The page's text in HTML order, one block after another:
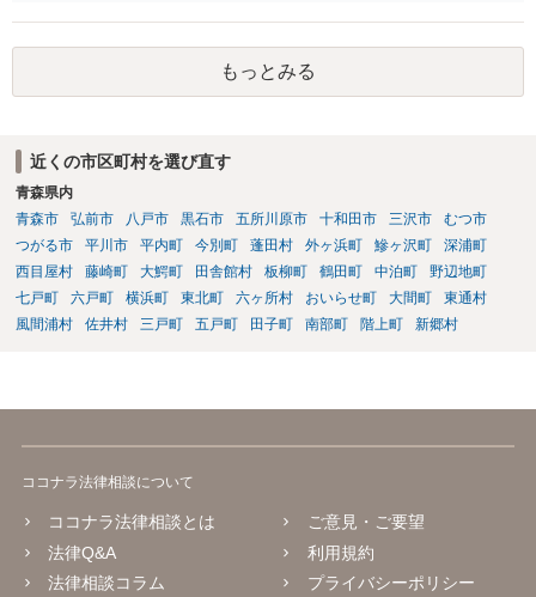
高いです。 誓約書に、「何かあれば損害賠償をします」という文言が
あると、賠償責任についての会社側の立証のハードルは下がるので、
署名すべきではないということになります。
もっとみる
近くの市区町村を選び直す
青森県内
青森市
弘前市 八戸市 黒石市 五所川原市 十和田市 三沢市
むつ市
つがる市
平川市 平内町 今別町 蓬田村 外ヶ浜町 鰺ヶ沢町
深浦町
西目屋村
藤崎町 大鰐町 田舎館村 板柳町 鶴田町 中泊町
野辺地町
七戸町
六戸町 横浜町 東北町 六ヶ所村 おいらせ町 大間町
東通村
風間浦村
佐井村 三戸町 五戸町 田子町 南部町 階上町 新郷村
ココナラ法律相談について
ココナラ法律相談とは
法律Q&A
法律相談コラム
ご意見・ご要望
利用規約
プライバシーポリシー